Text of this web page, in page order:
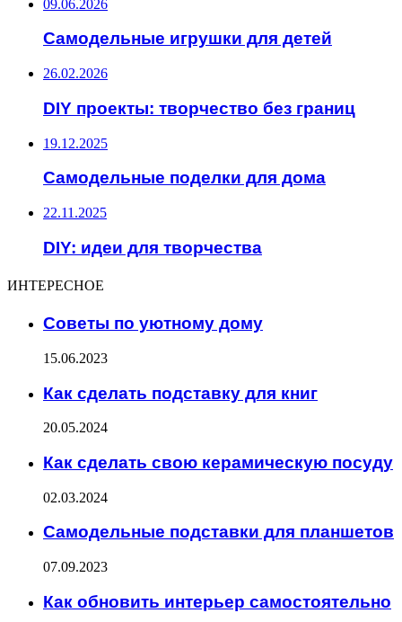
09.06.2026
Самодельные игрушки для детей
26.02.2026
DIY проекты: творчество без границ
19.12.2025
Самодельные поделки для дома
22.11.2025
DIY: идеи для творчества
ИНТЕРЕСНОЕ
Советы по уютному дому
15.06.2023
Как сделать подставку для книг
20.05.2024
Как сделать свою керамическую посуду
02.03.2024
Самодельные подставки для планшетов
07.09.2023
Как обновить интерьер самостоятельно